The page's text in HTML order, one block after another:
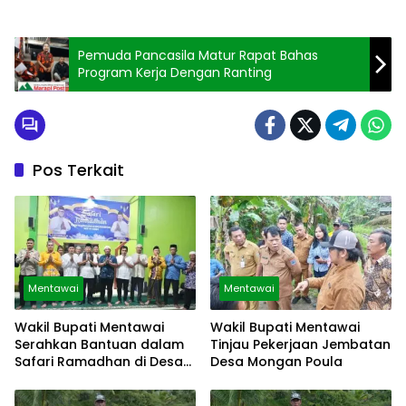
Pemuda Pancasila Matur Rapat Bahas
Program Kerja Dengan Ranting
Pos Terkait
Mentawai
Wakil Bupati Mentawai
Serahkan Bantuan dalam
Safari Ramadhan di Desa
Mentawai
Wakil Bupati Mentawai
Tinjau Pekerjaan Jembatan
Desa Mongan Poula